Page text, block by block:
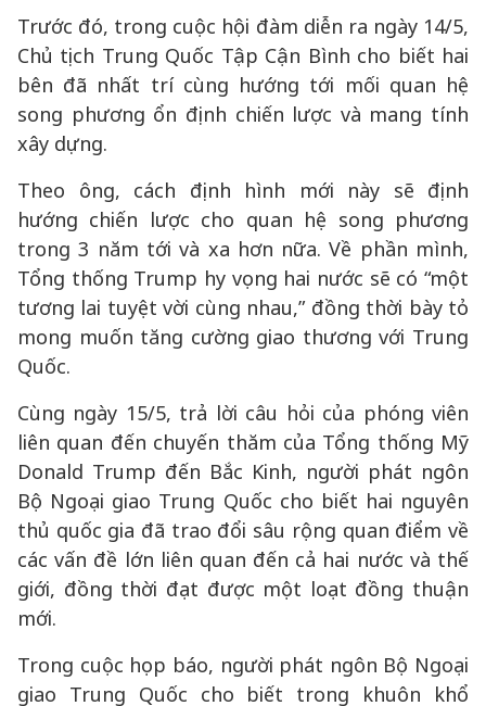
Trước đó, trong cuộc hội đàm diễn ra ngày 14/5,
Chủ tịch Trung Quốc Tập Cận Bình cho biết hai
bên đã nhất trí cùng hướng tới mối quan hệ
song phương ổn định chiến lược và mang tính
xây dựng.
Theo ông, cách định hình mới này sẽ định
hướng chiến lược cho quan hệ song phương
trong 3 năm tới và xa hơn nữa. Về phần mình,
Tổng thống Trump hy vọng hai nước sẽ có “một
tương lai tuyệt vời cùng nhau,” đồng thời bày tỏ
mong muốn tăng cường giao thương với Trung
Quốc.
Cùng ngày 15/5, trả lời câu hỏi của phóng viên
liên quan đến chuyến thăm của Tổng thống Mỹ
Donald Trump đến Bắc Kinh, người phát ngôn
Bộ Ngoại giao Trung Quốc cho biết hai nguyên
thủ quốc gia đã trao đổi sâu rộng quan điểm về
các vấn đề lớn liên quan đến cả hai nước và thế
giới, đồng thời đạt được một loạt đồng thuận
mới.
Trong cuộc họp báo, người phát ngôn Bộ Ngoại
giao Trung Quốc cho biết trong khuôn khổ